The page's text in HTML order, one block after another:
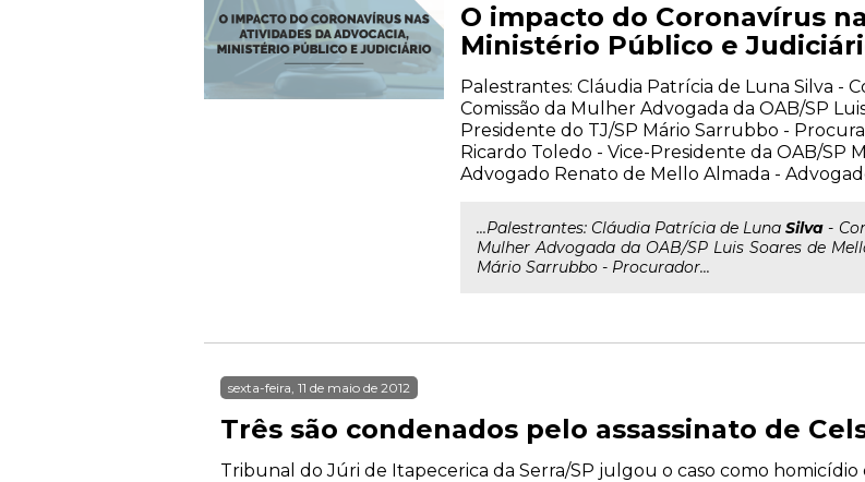
O impacto do Coronavírus
Ministério Público e
Palestrantes: Cláudia Patrícia de Luna Silva -
Comissão da Mulher Advogada da OAB/SP
Presidente do TJ/SP Mário Sarrubbo -
Ricardo Toledo - Vice-Presidente da OAB/SP
Advogado Renato de Mello Almada -
...Palestrantes: Cláudia Patrícia de LunaSilva -
Mulher Advogada da OAB/SP Luis Soares de
Mário Sarrubbo - Procurador...
sexta-feira, 11 de maio de 2012
Três são condenados pelo assassinato de
Tribunal do Júri de Itapecerica da Serra/SP julgou o caso como